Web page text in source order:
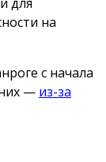
на
с начала
— из-за